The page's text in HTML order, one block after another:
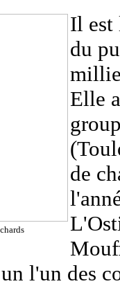
Il est
du
Elle
de
l'un des